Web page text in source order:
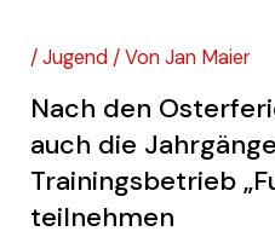
/Jugend / VonJan Maier
Nach den
auch die
Trainingsbetrieb
teilnehmen